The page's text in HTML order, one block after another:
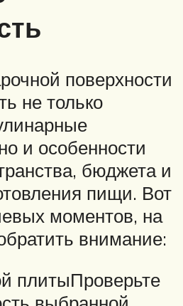
поверхности
не только
и особенности
бюджета и
пищи. Вот
моментов, на
внимание:
плитыПроверьте